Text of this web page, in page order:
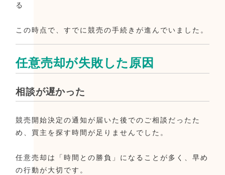
る
この時点で、すでに競売の手続きが進んでいました。
任意売却が失敗した原因
相談が遅かった
競売開始決定の通知が届いた後でのご相談だったた
め、買主を探す時間が足りませんでした。
任意売却は「時間との勝負」になることが多く、早め
の行動が大切です。